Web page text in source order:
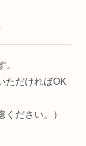
。
ただければOK
ください。）